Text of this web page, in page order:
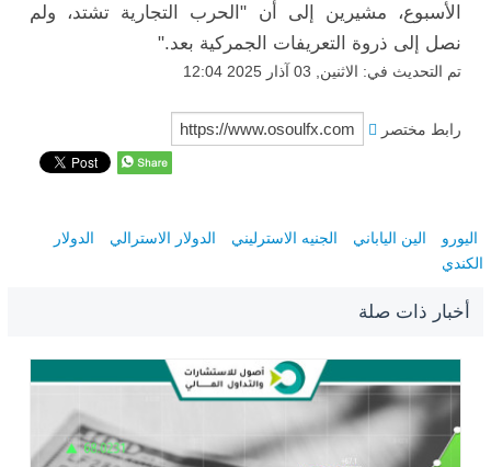
الأسبوع، مشيرين إلى أن "الحرب التجارية تشتد، ولم
نصل إلى ذروة التعريفات الجمركية بعد."
تم التحديث في: الاثنين, 03 آذار 2025 12:04
رابط مختصر
اليورو الين الياباني الجنيه الاسترليني الدولار الاسترالي
الدولار
الكندي
أخبار ذات صلة